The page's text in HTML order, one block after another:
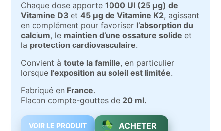
Chaque dose apporte1000 UI (25 µg) de
Vitamine D3et45 µg de Vitamine K2, agissant
en complément pour favoriser l’absorption du
calcium, le maintien d’une ossature solide et
la protection cardiovasculaire.
Convient àtoute la famille, en particulier
lorsque l’exposition au soleil est limitée.
Fabriqué en France.
Flacon compte-gouttes de 20 ml.
VOIR LE PRODUIT ACHETER